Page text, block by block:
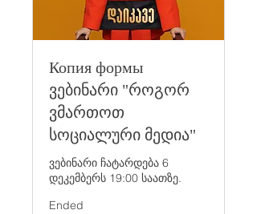
Копия формы
ვებინარი "როგორ
ვმართოთ
სოციალური მედია"
ვებინარი ჩატარდება 6
დეკემბერს 19:00 საათზე.
Ended